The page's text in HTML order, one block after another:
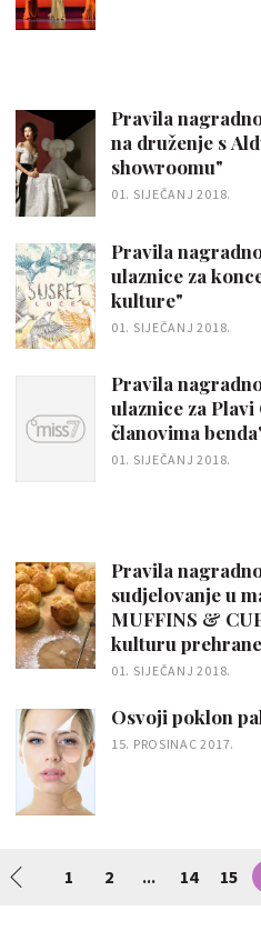
Pravila
na druženje s
showroomu"
01. SIJEČANJ 2018.
Pravila
ulaznice za
kulture"
01. SIJEČANJ 2018.
Pravila
ulaznice za
članovima
01. SIJEČANJ 2018.
Pravila
sudjelovanje u
MUFFINS &
kulturu
01. SIJEČANJ 2018.
Osvoji poklon
15. PROSINAC 2017.
1 2 ... 14 15